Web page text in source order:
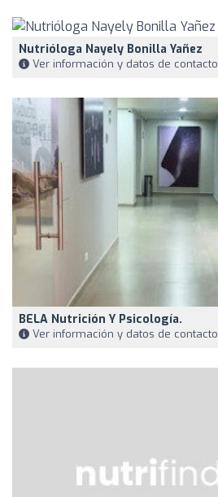
Nutrióloga Nayely Bonilla Yañez
Ver información y datos de contacto
BELA Nutrición Y Psicología.
Ver información y datos de contacto